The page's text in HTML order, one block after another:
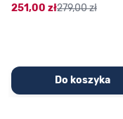
251,00 zł279,00 zł
Do koszyka